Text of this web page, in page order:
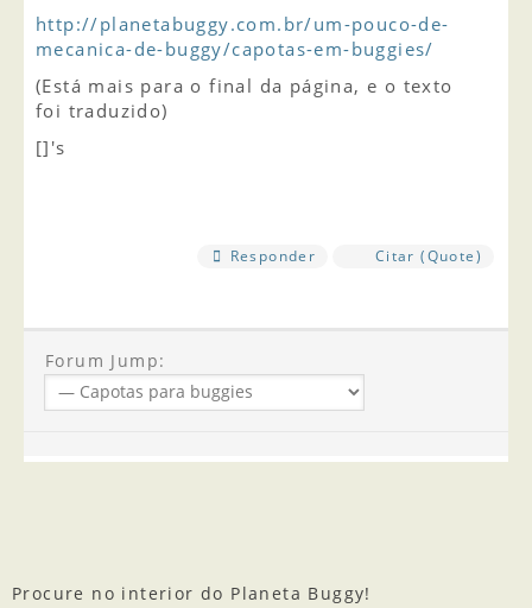
http://planetabuggy.com.br/um-pouco-de-
mecanica-de-buggy/capotas-em-buggies/
(Está mais para o final da página, e o texto
foi traduzido)
[]'s
Responder Citar (Quote)
Forum Jump:
Procure no interior do Planeta Buggy!